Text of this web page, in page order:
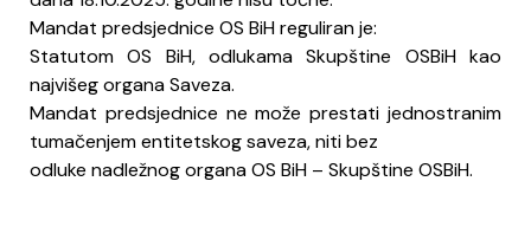
Mandat predsjednice OS BiH reguliran je:
Statutom OS BiH, odlukama Skupštine OSBiH kao
najvišeg organa Saveza.
Mandat predsjednice ne može prestati jednostranim
tumačenjem entitetskog saveza, niti bez
odluke nadležnog organa OS BiH – Skupštine OSBiH.